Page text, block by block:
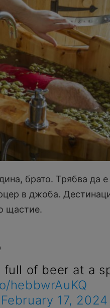
брато. Трябва да е
в джоба.
щастие.
of beer at a
hebbwrAuKQ
February 17, 2024